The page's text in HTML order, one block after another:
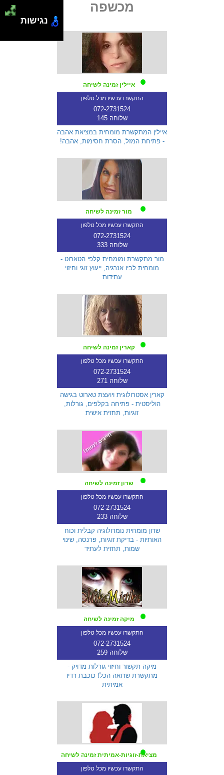
מכשפה
איילין זמינה לשיחה
התקשרו עכשיו מכל טלפון
072-2731524
שלוחה 145
איילין המתקשרת מומחית במציאת אהבה
- פתיחת המזל, הסרת חסימות, אהבה!
מור זמינה לשיחה
התקשרו עכשיו מכל טלפון
072-2731524
שלוחה 333
מור מתקשרת ומומחית קלפי הטארוט -
מומחית לביו אנרגיה, ייעוץ זוגי וחיזוי
עתידות
קארין זמינה לשיחה
התקשרו עכשיו מכל טלפון
072-2731524
שלוחה 271
קארין אסטרולוגית ויועצת טארוט בגישה
הוליסטית - פתיחה בקלפים, גורלות,
זוגיות, תחזית אישית
שרון זמינה לשיחה
התקשרו עכשיו מכל טלפון
072-2731524
שלוחה 233
שרון מומחית נומרולוגיה קבלית וכוח
האותיות - בדיקת זוגיות, פרנסה, שינוי
שמות, תחזית לעתיד
מיקה זמינה לשיחה
התקשרו עכשיו מכל טלפון
072-2731524
שלוחה 259
מיקה תקשור וחיזוי גורלות מדויק -
מתקשרת שרואה הכל! כוכבת רדיו
אמיתית
מציאת-זוגיות-אמיתית זמינה לשיחה
התקשרו עכשיו מכל טלפון
נגישות